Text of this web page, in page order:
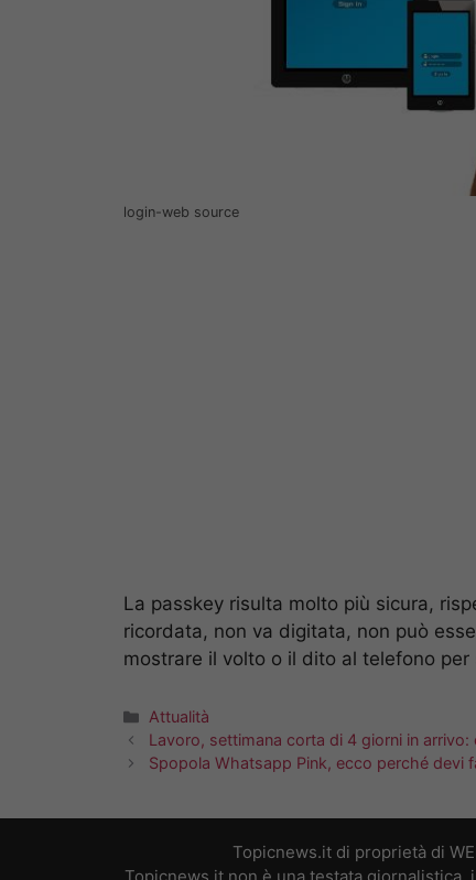
login-web source
La passkey risulta molto più sicura,
ricordata, non va digitata, non può
mostrare il volto o il dito al telefono per
Categorie
Attualità
Lavoro, settimana corta di 4 giorni in
Spopola Whatsapp Pink, ecco perché devi
Topicnews.it di proprietà di